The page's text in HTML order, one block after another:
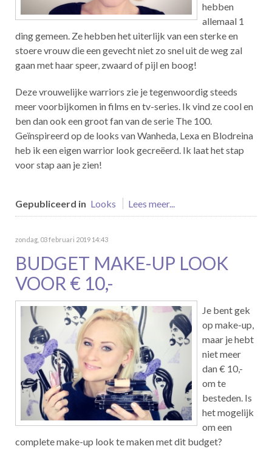
hebben
allemaal 1
ding gemeen. Ze hebben het uiterlijk van een sterke en
stoere vrouw die een gevecht niet zo snel uit de weg zal
gaan met haar speer, zwaard of pijl en boog!
Deze vrouwelijke warriors zie je tegenwoordig steeds
meer voorbijkomen in films en tv-series. Ik vind ze cool en
ben dan ook een groot fan van de serie The 100.
Geïnspireerd op de looks van Wanheda, Lexa en Blodreina
heb ik een eigen warrior look gecreëerd. Ik laat het stap
voor stap aan je zien!
Gepubliceerd in Looks Lees meer...
zondag, 03 februari 2019 14:43
BUDGET MAKE-UP LOOK
VOOR € 10,-
Je bent gek
op make-up,
maar je hebt
niet meer
dan € 10,-
om te
besteden. Is
het mogelijk
om een
complete make-up look te maken met dit budget?